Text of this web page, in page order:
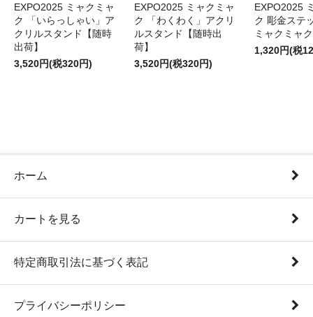
EXPO2025 ミャクミャ
ク 「いらっしゃい」ア
クリルスタンド【随時
出荷】
3,520円(税320円)
EXPO2025 ミャクミャ
ク 「わくわく」アクリ
ルスタンド【随時出
荷】
3,520円(税320円)
EXPO2025
ク 彫金ステ
ミャクミャク
1,320円(税
ホーム
カートを見る
特定商取引法に基づく表記
プライバシーポリシー